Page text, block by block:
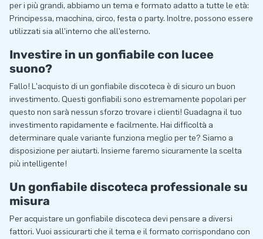
per i più grandi, abbiamo un tema e formato adatto a tutte le età:
Principessa, macchina, circo, festa o party. Inoltre, possono essere
utilizzati sia all’interno che all’esterno.
Investire in un gonfiabile con lucee
suono?
Fallo! L’acquisto di un gonfiabile discoteca è di sicuro un buon
investimento. Questi gonfiabili sono estremamente popolari per
questo non sarà nessun sforzo trovare i clienti! Guadagna il tuo
investimento rapidamente e facilmente. Hai difficoltà a
determinare quale variante funziona meglio per te? Siamo a
disposizione per aiutarti. Insieme faremo sicuramente la scelta
più intelligente!
Un gonfiabile discoteca professionale su
misura
Per acquistare un gonfiabile discoteca devi pensare a diversi
fattori. Vuoi assicurarti che il tema e il formato corrispondano con